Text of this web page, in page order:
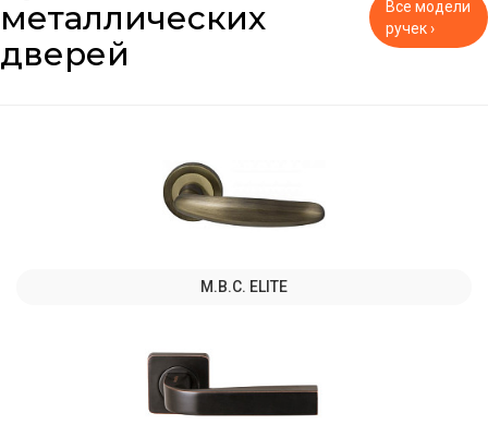
металлических
дверей
Все модели
ручек ›
M.B.C. ELITE